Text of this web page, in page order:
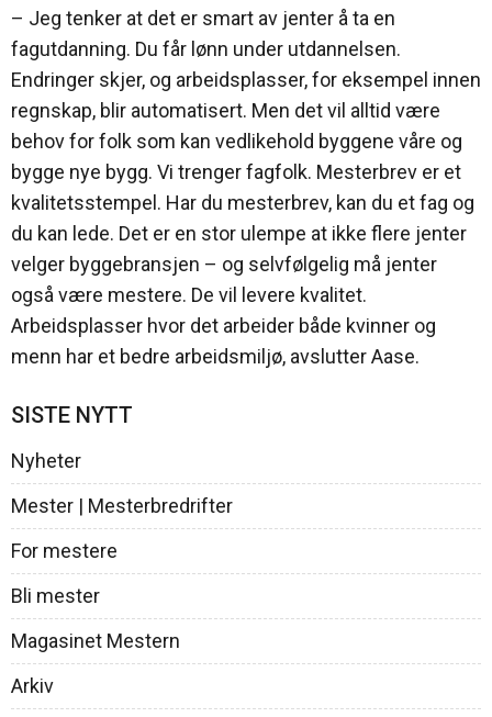
– Jeg tenker at det er smart av jenter å ta en
fagutdanning. Du får lønn under utdannelsen.
Endringer skjer, og arbeidsplasser, for eksempel innen
regnskap, blir automatisert. Men det vil alltid være
behov for folk som kan vedlikehold byggene våre og
bygge nye bygg. Vi trenger fagfolk. Mesterbrev er et
kvalitetsstempel. Har du mesterbrev, kan du et fag og
du kan lede. Det er en stor ulempe at ikke flere jenter
velger byggebransjen – og selvfølgelig må jenter
også være mestere. De vil levere kvalitet.
Arbeidsplasser hvor det arbeider både kvinner og
menn har et bedre arbeidsmiljø, avslutter Aase.
SISTE NYTT
Nyheter
Mester | Mesterbredrifter
For mestere
Bli mester
Magasinet Mestern
Arkiv